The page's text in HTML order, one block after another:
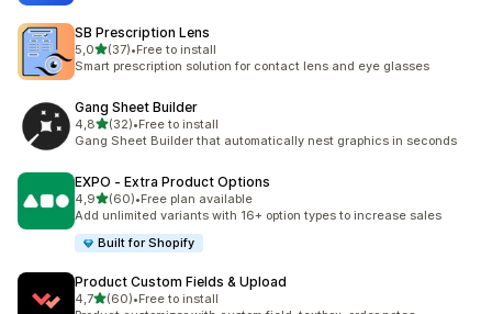
SB Prescription Lens
5,0z 5 hvězd
(37)
Celkový počet recenzí: 37
•Free to install
Smart prescription solution for contact lens and eye glasses
Gang Sheet Builder
4,8z 5 hvězd
(32)
Celkový počet recenzí: 32
•Free to install
Gang Sheet Builder that automatically nest graphics in seconds
EXPO ‑ Extra Product Options
4,9z 5 hvězd
(60)
Celkový počet recenzí: 60
•Free plan available
Add unlimited variants with 16+ option types to increase sales
Built for Shopify
Product Custom Fields & Upload
4,7z 5 hvězd
(60)
Celkový počet recenzí: 60
•Free to install